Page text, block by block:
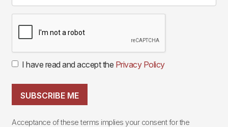
I have read and accept the Privacy Policy
SUBSCRIBE ME
Acceptance of these terms implies your consent for the